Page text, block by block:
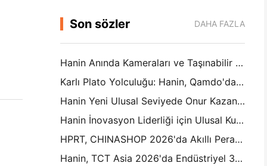
Son sözler DAHA FAZLA
Hanin Anında Kameraları ve Taşınabilir Fotoğraf Yazıcıları IEAE Shenzhen 2026'da Güçlü İlgi Çekiyor
Karlı Plato Yolculuğu: Hanin, Qamdo'daki Çocuklara Fotoğrafçılık Eğitimi Programları Alıyor
Hanin Yeni Ulusal Seviyede Onur Kazandı: "2026 Çin'de Yapıldı · Tüketiciler tarafından Güvenilir Marka" olarak adlandırıldı
Hanin İnovasyon Liderliği için Ulusal Kurumsal Teknoloji Merkezi olarak Tanıldı
HPRT, CHINASHOP 2026'da Akıllı Perakende için AI-Driven NEX Serisini Sergiliyor
Hanin, TCT Asia 2026'da Endüstriyel 3D Baskı için LCD-L298 ve SJF Yeniliklerini Tanıtıyor